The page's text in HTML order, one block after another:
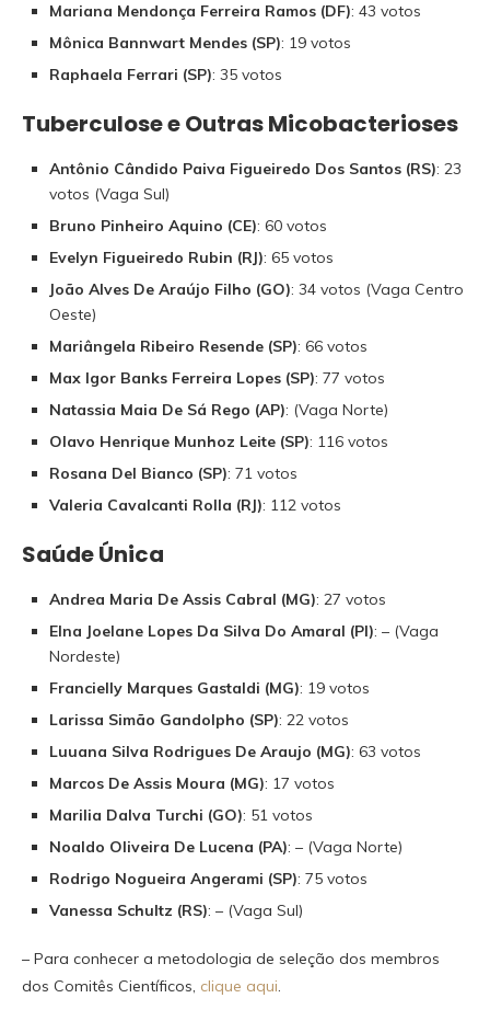
Mariana Mendonça Ferreira Ramos (DF): 43 votos
Mônica Bannwart Mendes (SP): 19 votos
Raphaela Ferrari (SP): 35 votos
Tuberculose e Outras Micobacterioses
Antônio Cândido Paiva Figueiredo Dos Santos (RS): 23
votos (Vaga Sul)
Bruno Pinheiro Aquino (CE): 60 votos
Evelyn Figueiredo Rubin (RJ): 65 votos
João Alves De Araújo Filho (GO): 34 votos (Vaga Centro
Oeste)
Mariângela Ribeiro Resende (SP): 66 votos
Max Igor Banks Ferreira Lopes (SP): 77 votos
Natassia Maia De Sá Rego (AP): (Vaga Norte)
Olavo Henrique Munhoz Leite (SP): 116 votos
Rosana Del Bianco (SP): 71 votos
Valeria Cavalcanti Rolla (RJ): 112 votos
Saúde Única
Andrea Maria De Assis Cabral (MG): 27 votos
Elna Joelane Lopes Da Silva Do Amaral (PI): – (Vaga
Nordeste)
Francielly Marques Gastaldi (MG): 19 votos
Larissa Simão Gandolpho (SP): 22 votos
Luuana Silva Rodrigues De Araujo (MG): 63 votos
Marcos De Assis Moura (MG): 17 votos
Marilia Dalva Turchi (GO): 51 votos
Noaldo Oliveira De Lucena (PA): – (Vaga Norte)
Rodrigo Nogueira Angerami (SP): 75 votos
Vanessa Schultz (RS): – (Vaga Sul)
– Para conhecer a metodologia de seleção dos membros
dos Comitês Científicos, clique aqui.